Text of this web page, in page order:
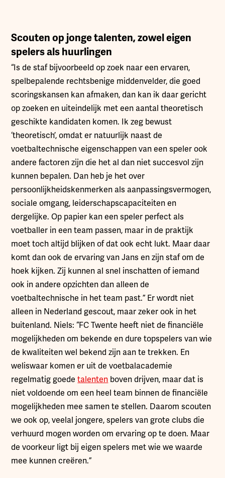
Scouten op jonge talenten, zowel eigen
spelers als huurlingen
“Is de staf bijvoorbeeld op zoek naar een ervaren,
spelbepalende rechtsbenige middenvelder, die goed
scoringskansen kan afmaken, dan kan ik daar gericht
op zoeken en uiteindelijk met een aantal theoretisch
geschikte kandidaten komen. Ik zeg bewust
‘theoretisch’, omdat er natuurlijk naast de
voetbaltechnische eigenschappen van een speler ook
andere factoren zijn die het al dan niet succesvol zijn
kunnen bepalen. Dan heb je het over
persoonlijkheidskenmerken als aanpassingsvermogen,
sociale omgang, leiderschapscapaciteiten en
dergelijke. Op papier kan een speler perfect als
voetballer in een team passen, maar in de praktijk
moet toch altijd blijken of dat ook echt lukt. Maar daar
komt dan ook de ervaring van Jans en zijn staf om de
hoek kijken. Zij kunnen al snel inschatten of iemand
ook in andere opzichten dan alleen de
voetbaltechnische in het team past.” Er wordt niet
alleen in Nederland gescout, maar zeker ook in het
buitenland. Niels: “FC Twente heeft niet de financiële
mogelijkheden om bekende en dure topspelers van wie
de kwaliteiten wel bekend zijn aan te trekken. En
weliswaar komen er uit de voetbalacademie
regelmatig goedetalenten boven drijven, maar dat is
niet voldoende om een heel team binnen de financiële
mogelijkheden mee samen te stellen. Daarom scouten
we ook op, veelal jongere, spelers van grote clubs die
verhuurd mogen worden om ervaring op te doen. Maar
de voorkeur ligt bij eigen spelers met wie we waarde
mee kunnen creëren.”